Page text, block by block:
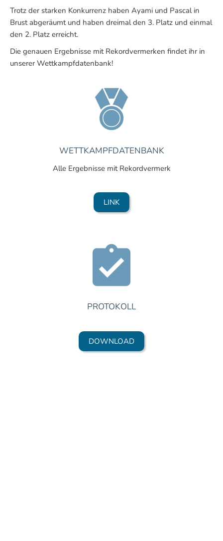
Trotz der starken Konkurrenz haben Ayami und Pascal in
Brust abgeräumt und haben dreimal den 3. Platz und einmal
den 2. Platz erreicht.
Die genauen Ergebnisse mit Rekordvermerken findet ihr in
unserer Wettkampfdatenbank!
WETTKAMPFDATENBANK
Alle Ergebnisse mit Rekordvermerk
LINK
PROTOKOLL
DOWNLOAD